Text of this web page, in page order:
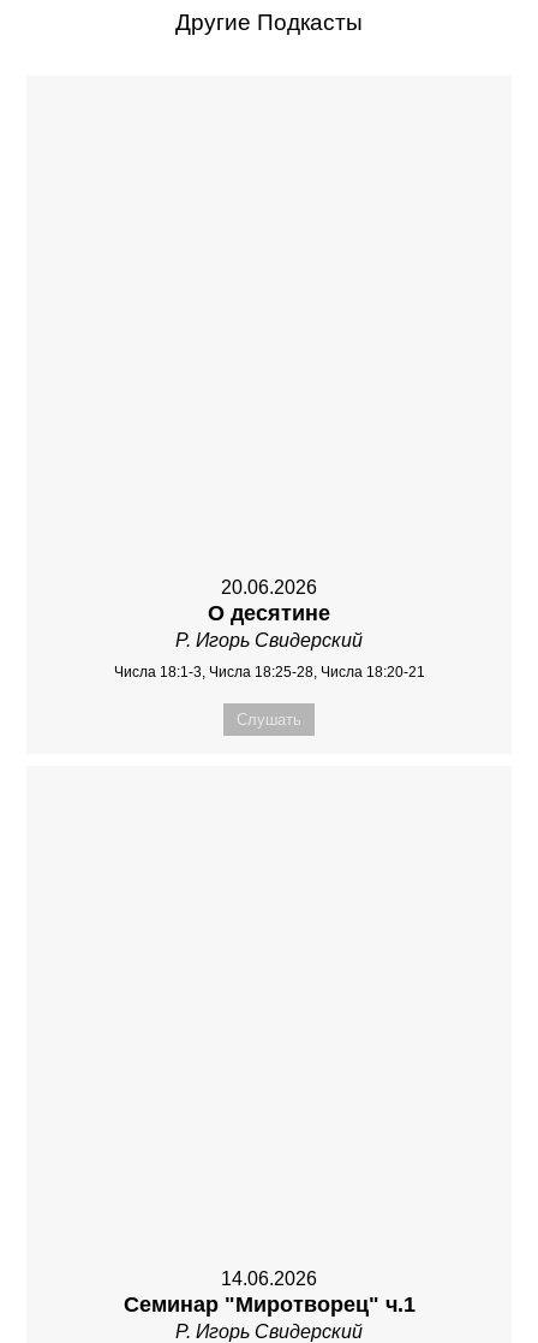
Другие Подкасты
20.06.2026
О десятине
Р. Игорь Свидерский
Числа 18:1-3, Числа 18:25-28, Числа 18:20-21
Слушать
14.06.2026
Семинар "Миротворец" ч.1
Р. Игорь Свидерский